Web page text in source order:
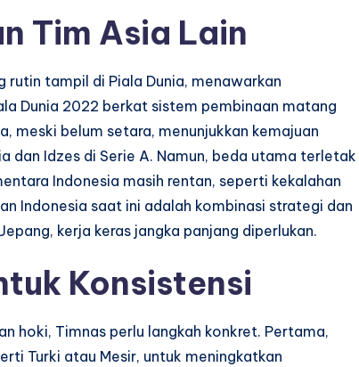
Tim Asia Lain
rutin tampil di Piala Dunia, menawarkan
Dunia 2022 berkat sistem pembinaan matang
meski belum setara, menunjukkan kemajuan
dan Idzes di Serie A. Namun, beda utama terletak
Indonesia masih rentan, seperti kekalahan
Indonesia saat ini adalah kombinasi strategi dan
kerja keras jangka panjang diperlukan.
Konsistensi
hoki, Timnas perlu langkah konkret. Pertama,
Turki atau Mesir, untuk meningkatkan